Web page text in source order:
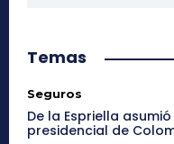
Temas
Seguros
De la Espriella
presidencial de